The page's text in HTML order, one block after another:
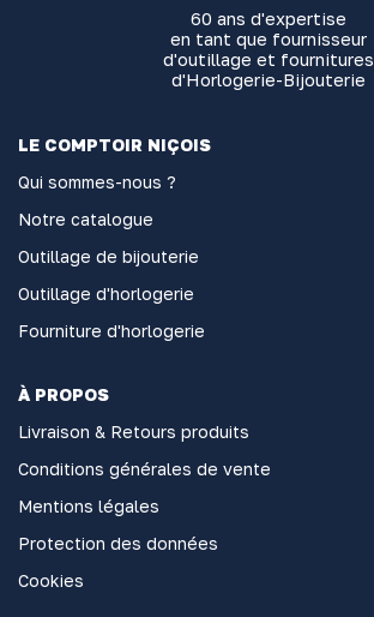
60 ans d'expertise
en tant que fournisseur
d'outillage et fournitures
d'Horlogerie-Bijouterie
LE COMPTOIR NIÇOIS
Qui sommes-nous ?
Notre catalogue
Outillage de bijouterie
Outillage d'horlogerie
Fourniture d'horlogerie
À PROPOS
Livraison & Retours produits
Conditions générales de vente
Mentions légales
Protection des données
Cookies